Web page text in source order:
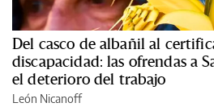
Del casco de albañil al
discapacidad: las ofrendas a
el deterioro del trabajo
León Nicanoff